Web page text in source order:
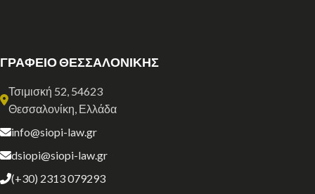
ΓΡΑΦΕΙΟ ΘΕΣΣΑΛΟΝΙΚΗΣ
Τσιμισκή 52, 54623
Θεσσαλονίκη, Ελλάδα
info@siopi-law.gr
dsiopi@siopi-law.gr
(+30) 2313 079293